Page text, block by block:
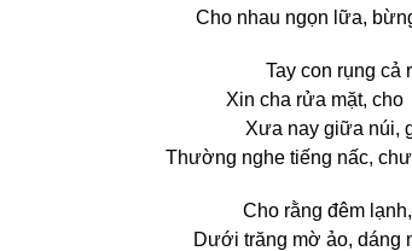
Cho nhau ngọn lữa,
Tay con rụng cả
Xin cha rửa mặt,
Xưa nay giữa núi,
Thường nghe tiếng nấc,
Cho rằng đêm
Dưới trăng mờ ảo, dáng